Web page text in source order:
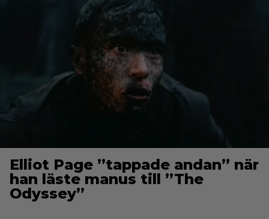
Elliot Page ”tappade andan” när
han läste manus till ”The
Odyssey”